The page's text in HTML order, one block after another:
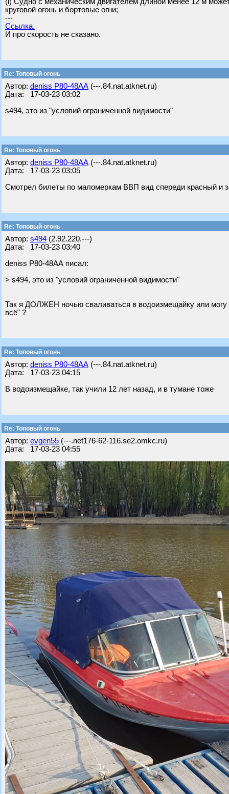
круговой огонь и бортовые огни;
---
Ссылка.
И про скорость не сказано.
Re: Топовый огонь
Автор: deniss Р80-48АА (---.84.nat.atknet.ru)
Дата: 17-03-23 03:02
s494, это из "условий ограниченной видимости"
Re: Топовый огонь
Автор: deniss Р80-48АА (---.84.nat.atknet.ru)
Дата: 17-03-23 03:05
Смотрел билеты по маломеркам ВВП вид спереди красный и
Re: Топовый огонь
Автор: s494 (2.92.220.---)
Дата: 17-03-23 03:40
deniss Р80-48АА писал:
> s494, это из "условий ограниченной видимости"
Так я ДОЛЖЕН ночью сваливаться в водоизмещайку или могу
всё" ?
Re: Топовый огонь
Автор: deniss Р80-48АА (---.84.nat.atknet.ru)
Дата: 17-03-23 04:15
В водоизмещайке, так учили 12 лет назад, и в тумане тоже
Re: Топовый огонь
Автор: evgen55 (---.net176-62-116.se2.omkc.ru)
Дата: 17-03-23 04:55